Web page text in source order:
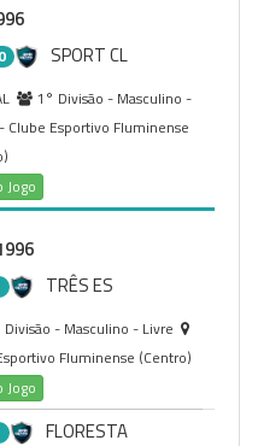
0 SPORT CL
1° Divisão - Masculino -
Esportivo Fluminense
Jogo
TRÊS ES
Divisão - Masculino - Livre
Fluminense (Centro)
Jogo
FLORESTA